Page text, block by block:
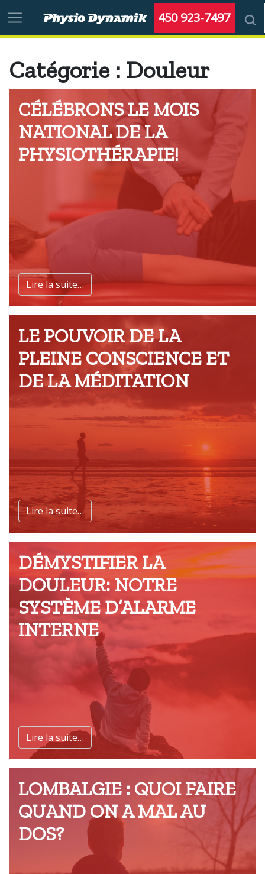
450 923-7497
Catégorie : Douleur
CÉLÉBRONS LE MOIS
NATIONAL DE LA
PHYSIOTHÉRAPIE!
Lire la suite…
LE POUVOIR DE LA
PLEINE CONSCIENCE ET
DE LA MÉDITATION
Lire la suite…
DÉMYSTIFIER LA
DOULEUR: NOTRE
SYSTÈME D’ALARME
INTERNE
Lire la suite…
LOMBALGIE : QUOI FAIRE
QUAND ON A MAL AU
DOS?